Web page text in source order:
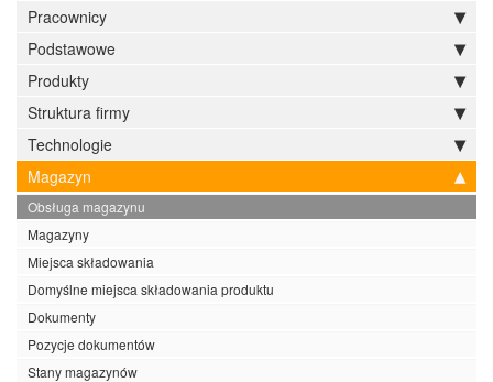
Pracownicy
Podstawowe
Produkty
Struktura firmy
Technologie
Magazyn
Obsługa magazynu
Magazyny
Miejsca składowania
Domyślne miejsca składowania produktu
Dokumenty
Pozycje dokumentów
Stany magazynów